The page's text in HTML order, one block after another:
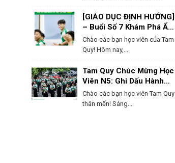
[GIÁO DỤC ĐỊNH HƯỚNG]
– Buổi Số 7 Khám Phá Ẩm
Thực & Phong Tục Của
Nhật Bản
Chào các bạn học viên của Tam
Quy! Hôm nay,...
Tam Quy Chúc Mừng Học
Viên N5: Ghi Dấu Hành
Trình, Mở Lối Tương Lai!
Chào các bạn học viên Tam Quy
thân mến! Sáng...